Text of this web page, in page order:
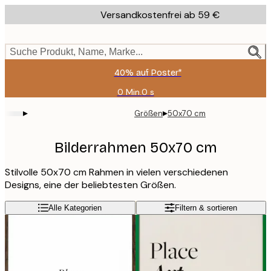
to
content.
Versandkostenfrei ab 59 €
Suche Produkt, Name, Marke...
40% auf Poster*
0 Min.0 s
Gültig
bis:
2026-
▸ Größen▸50x70 cm
Bilderrahmen 50x70 cm
Stilvolle 50x70 cm Rahmen in vielen verschiedenen
Designs, eine der beliebtesten Größen.
Alle Kategorien Filtern & sortieren